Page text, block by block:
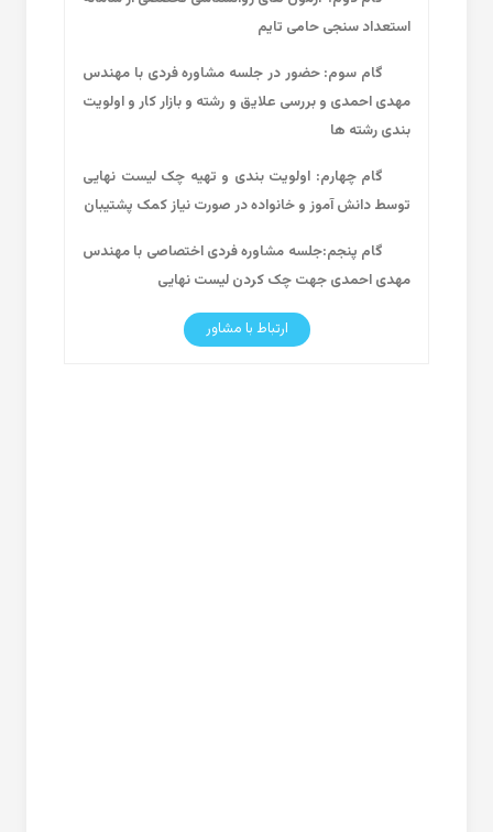
استعداد سنجی حامی تایم
گام سوم: حضور در جلسه مشاوره فردی با مهندس
مهدی احمدی و بررسی علایق و رشته و بازار کار و اولویت
بندی رشته ها
گام چهارم: اولویت بندی و تهیه چک لیست نهایی
توسط دانش آموز و خانواده در صورت نیاز کمک پشتیبان
گام پنجم:جلسه مشاوره فردی اختصاصی با مهندس
مهدی احمدی جهت چک کردن لیست نهایی
ارتباط با مشاور